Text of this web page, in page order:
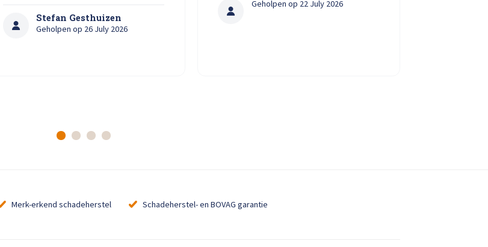
Stefan Gesthuizen
Geholpen op 26 July 2026
Geholpen op 22 July 2026
Merk-erkend schadeherstel Schadeherstel- en BOVAG garantie